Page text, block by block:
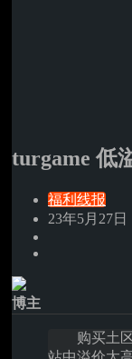
turgame 低
福利线报
23年5月27日
博主
购买土